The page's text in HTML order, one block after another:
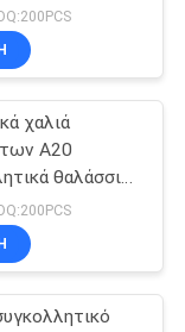
χαλιά
A20
θαλάσσια